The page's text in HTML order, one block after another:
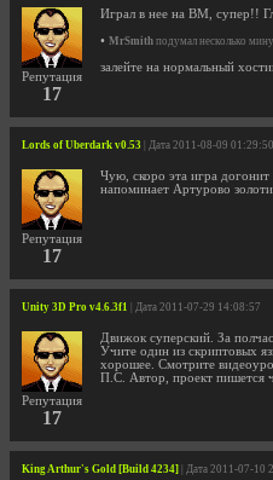
Репутация
17
Играл в нее на ВМ, супер!!
• MrSmith подумал несколько
залейте на нормальный
Lords of Uberdark v0.53 | Дата 2011-08-09 01:29:50
Репутация
17
Чую, скоро эта игра
напоминает Артурово
Unity 3D Pro v4.6.3f1 | Дата 2011-07-29 14:08:57
Репутация
17
Движок суперский. За
Учите один из скриптовых
хорошее. Смотрите
П.С. Автор, проект пишется
King Arthur's Gold [Build 4234] | Дата 2011-07-10